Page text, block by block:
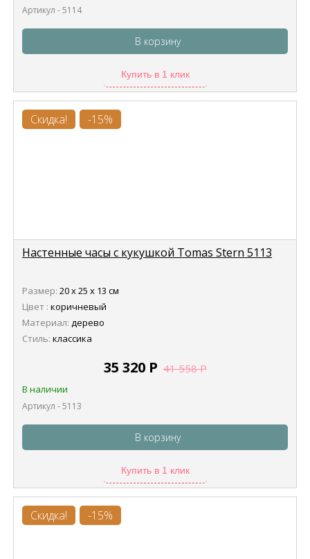
Артикул - 5114
В корзину
Купить в 1 клик
Скидка! -15%
Настенные часы с кукушкой Tomas Stern 5113
Размер: 20 х 25 х 13 см
Цвет : коричневый
Материал: дерево
Стиль: классика
35 320 Р 41 558Р
В наличии
Артикул - 5113
В корзину
Купить в 1 клик
Скидка! -15%